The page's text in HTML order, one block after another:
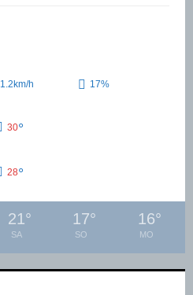
1.2km/h 17%
30°
28°
21°
SA
17°
SO
16°
MO